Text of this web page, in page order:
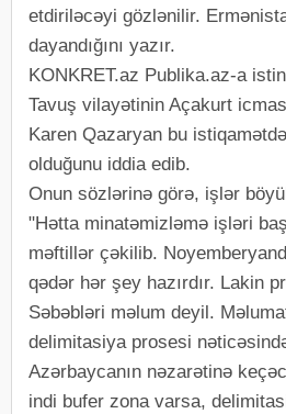
etdiriləcəyi gözlənilir.
dayandığını yazır.
KONKRET.az Publika.az-a
Tavuş vilayətinin Açakurt
Karen Qazaryan bu
olduğunu iddia edib.
Onun sözlərinə görə, işlər
"Hətta minatəmizləmə işləri
məftillər çəkilib.
qədər hər şey hazırdır. Lakin
Səbəbləri məlum deyil.
delimitasiya prosesi
Azərbaycanın nəzarətinə
indi bufer zona varsa,